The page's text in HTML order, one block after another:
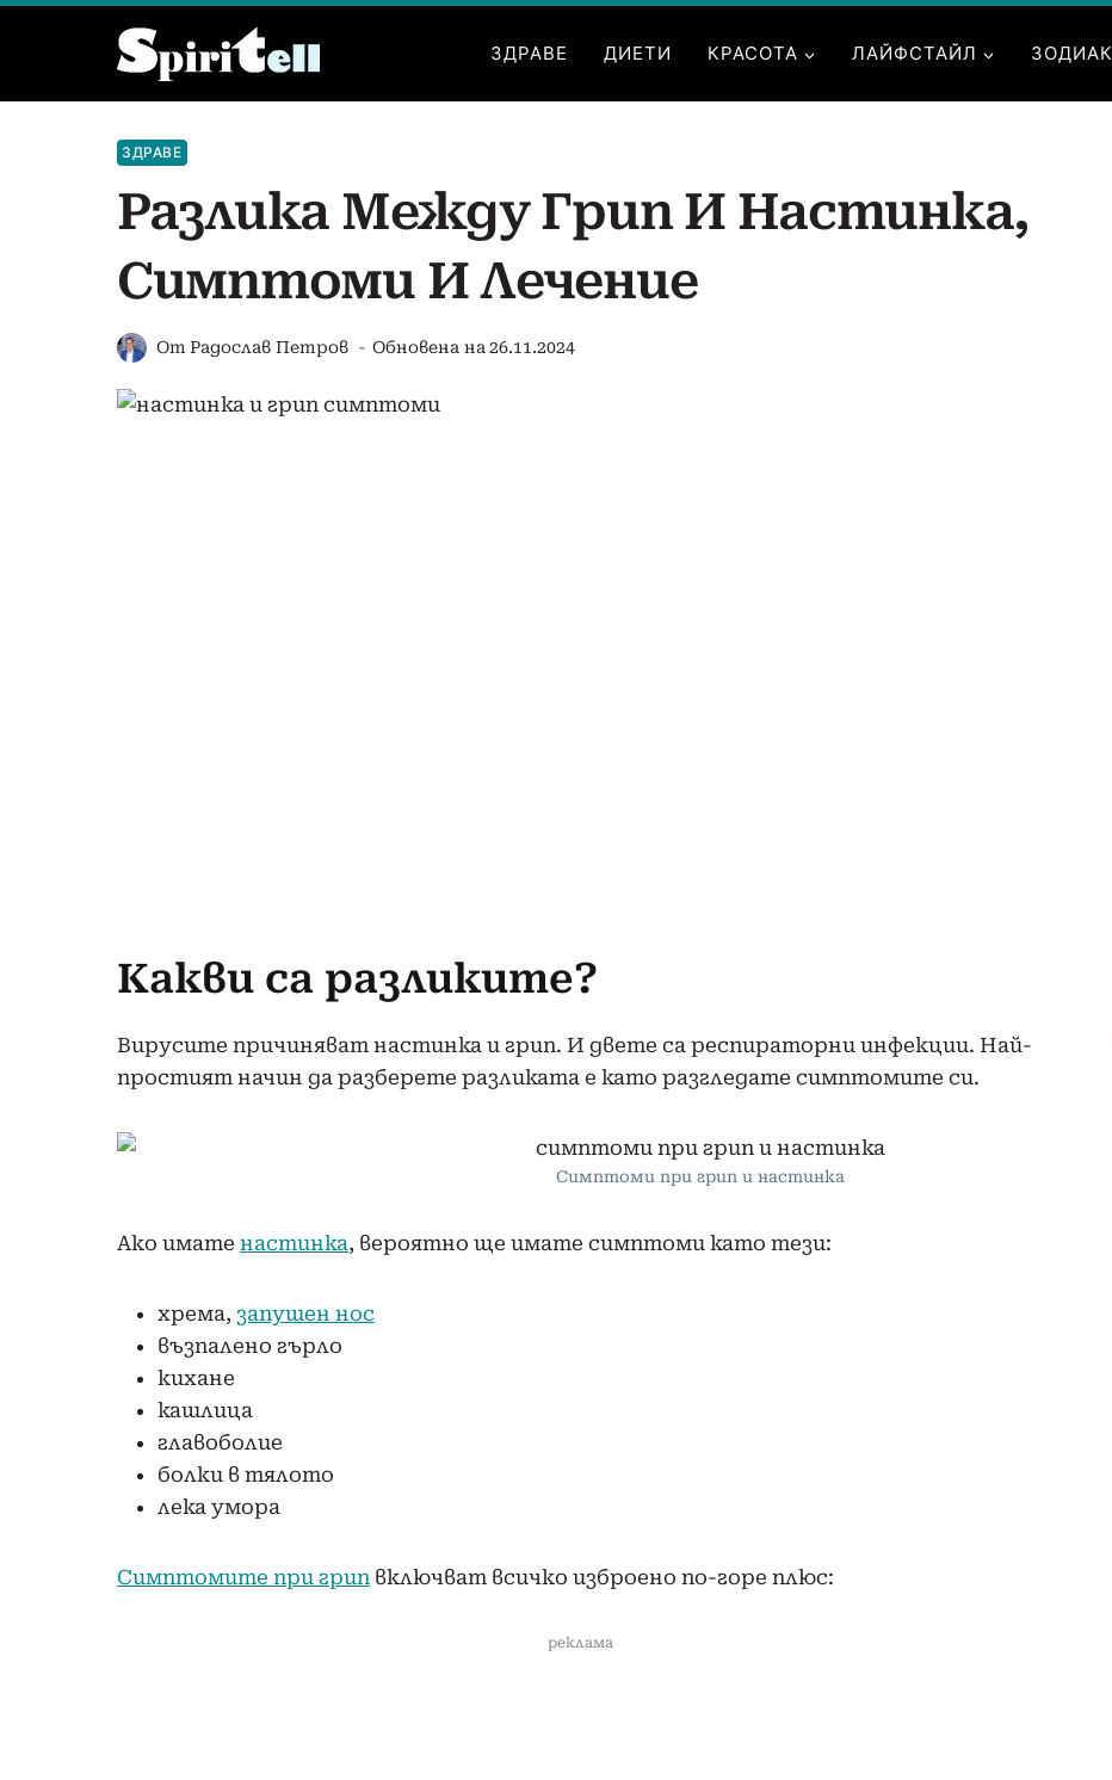
съдържанието
ЗДРАВЕ ДИЕТИ КРАСОТА ЛАЙФСТАЙЛ ЗОДИАК
ЗДРАВЕ
Разлика Между Грип И Настинка,
Симптоми И Лечение
ОтРадослав Петров Обновена на 26.11.2024
Какви са разликите?
Вирусите причиняват настинка и грип. И двете са респираторни инфекции. Най-
простият начин да разберете разликата е като разгледате симптомите си.
Симптоми при грип и настинка
Ако имате настинка, вероятно ще имате симптоми като тези:
хрема, запушен нос
възпалено гърло
кихане
кашлица
главоболие
болки в тялото
лека умора
Симптомите при грип включват всичко изброено по-горе плюс:
реклама